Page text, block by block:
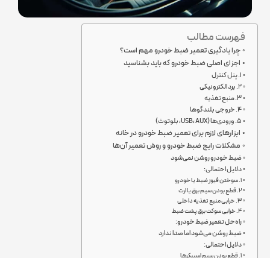
فهرست مطالب
چرا یادگیری تعمیر ضبط خودرو مهم است؟
اجزای اصلی ضبط خودرو که باید بشناسید
۱. پنل کنترل
۲. برد الکترونیکی
۳. منبع تغذیه
۴. خروجی بلندگوها
۵. ورودی‌ها (USB، AUX، بلوتوث)
ابزارهای لازم برای تعمیر ضبط خودرو در خانه
مشکلات رایج ضبط خودرو و روش تعمیر آن‌ها
ضبط خودرو روشن نمی‌شود
دلایل احتمالی:
۱. سوختن فیوز ضبط یا خودرو
۲. قطع بودن سیم برق یا ارت
۳. خرابی منبع تغذیه داخلی
۴. خرابی سوکت برق پشت ضبط
راه‌حل تعمیر ضبط خودرو:
ضبط روشن می‌شود اما صدا ندارد
دلایل احتمالی:
۱. قطع بودن سیم اسپیکرها